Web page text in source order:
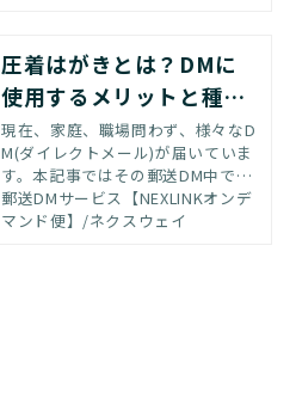
圧着はがきとは？DMに
使用するメリットと種類
別の特徴
現在、家庭、職場問わず、様々なD
M(ダイレクトメール)が届いていま
す。本記事ではその郵送DM中でも
特に効果が高いといわれている圧
着はがきについて紹介いたしま
郵送DMサービス【NEXLINKオンデ
マンド便】/ネクスウェイ